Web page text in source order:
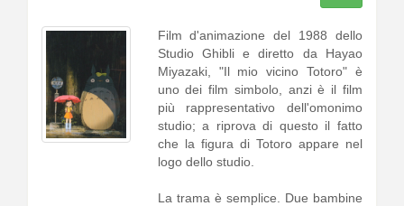
Film d'animazione del 1988 dello
Studio Ghibli e diretto da Hayao
Miyazaki, "Il mio vicino Totoro" è
uno dei film simbolo, anzi è il film
più rappresentativo dell'omonimo
studio; a riprova di questo il fatto
che la figura di Totoro appare nel
logo dello studio.
La trama è semplice. Due bambine